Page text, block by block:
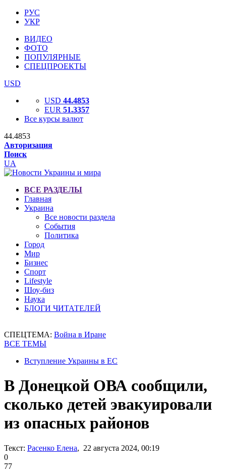
РУС
УКР
ВИДЕО
ФОТО
ПОПУЛЯРНЫЕ
СПЕЦПРОЕКТЫ
USD
USD 44.4853
EUR 51.3357
Все курсы валют
44.4853
Авторизация
Поиск
UA
ВСЕ РАЗДЕЛЫ
Главная
Украина
Все новости раздела
События
Политика
Город
Мир
Бизнес
Спорт
Lifestyle
Шоу-биз
Наука
БЛОГИ ЧИТАТЕЛЕЙ
СПЕЦТЕМА: Война в Иране
ВСЕ ТЕМЫ
Вступление Украины в ЕС
В Донецкой ОВА сообщили,
сколько детей эвакуировали
из опасных районов
Текст: Расенко Елена, 22 августа 2024, 00:19
0
77